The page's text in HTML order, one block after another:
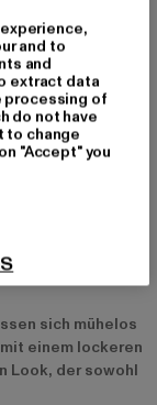
Jeans
mit Raw-
einen lässigen
spielt
Marken auf
aus Bio-
Dunkle Brauntöne
Trend zu
sich mühelos
einem lockeren
Look, der sowohl
and to
and
extract data
processing of
do not have
to change
"Accept" you